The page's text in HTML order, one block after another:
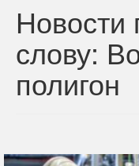
Новости
слову:
полигон